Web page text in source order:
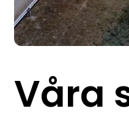
Våra